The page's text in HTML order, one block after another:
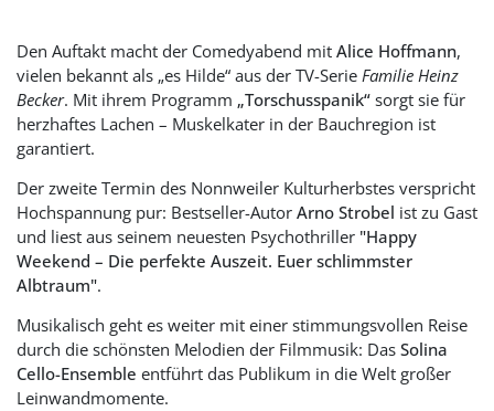
Den Auftakt macht der Comedyabend mit Alice Hoffmann,
vielen bekannt als „es Hilde“ aus der TV-Serie Familie Heinz
Becker. Mit ihrem Programm „Torschusspanik“ sorgt sie für
herzhaftes Lachen – Muskelkater in der Bauchregion ist
garantiert.
Der zweite Termin des Nonnweiler Kulturherbstes verspricht
Hochspannung pur: Bestseller-Autor Arno Strobel ist zu Gast
und liest aus seinem neuesten Psychothriller "Happy
Weekend – Die perfekte Auszeit. Euer schlimmster
Albtraum".
Musikalisch geht es weiter mit einer stimmungsvollen Reise
durch die schönsten Melodien der Filmmusik: Das Solina
Cello-Ensemble entführt das Publikum in die Welt großer
Leinwandmomente.